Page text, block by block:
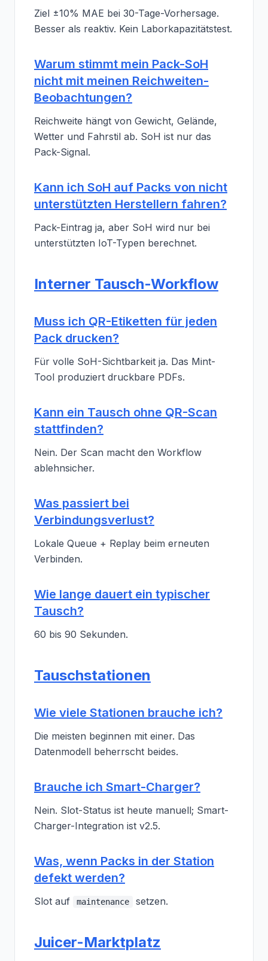
Ziel ±10% MAE bei 30-Tage-Vorhersage.
Besser als reaktiv. Kein Laborkapazitätstest.
Warum stimmt mein Pack-SoH
nicht mit meinen Reichweiten-
Beobachtungen?
Reichweite hängt von Gewicht, Gelände,
Wetter und Fahrstil ab. SoH ist nur das
Pack-Signal.
Kann ich SoH auf Packs von nicht
unterstützten Herstellern fahren?
Pack-Eintrag ja, aber SoH wird nur bei
unterstützten IoT-Typen berechnet.
Interner Tausch-Workflow
Muss ich QR-Etiketten für jeden
Pack drucken?
Für volle SoH-Sichtbarkeit ja. Das Mint-
Tool produziert druckbare PDFs.
Kann ein Tausch ohne QR-Scan
stattfinden?
Nein. Der Scan macht den Workflow
ablehnsicher.
Was passiert bei
Verbindungsverlust?
Lokale Queue + Replay beim erneuten
Verbinden.
Wie lange dauert ein typischer
Tausch?
60 bis 90 Sekunden.
Tauschstationen
Wie viele Stationen brauche ich?
Die meisten beginnen mit einer. Das
Datenmodell beherrscht beides.
Brauche ich Smart-Charger?
Nein. Slot-Status ist heute manuell; Smart-
Charger-Integration ist v2.5.
Was, wenn Packs in der Station
defekt werden?
Slot auf maintenance setzen.
Juicer-Marktplatz